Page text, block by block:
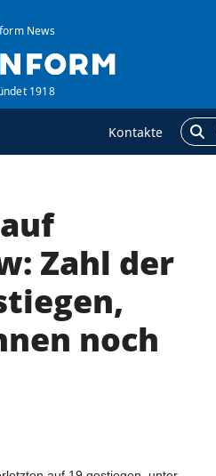
News
1918
Kontakte
Veröffentlichungen
Interview
Fotos
Video
Zahl der
noch